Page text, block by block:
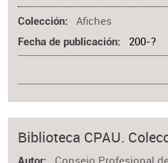
Colección Afiches
Fecha de publicación 200-?
Biblioteca CPAU.